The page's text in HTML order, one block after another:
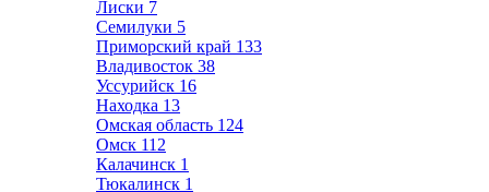
Лиски 7
Семилуки 5
Приморский край 133
Владивосток 38
Уссурийск 16
Находка 13
Омская область 124
Омск 112
Калачинск 1
Тюкалинск 1